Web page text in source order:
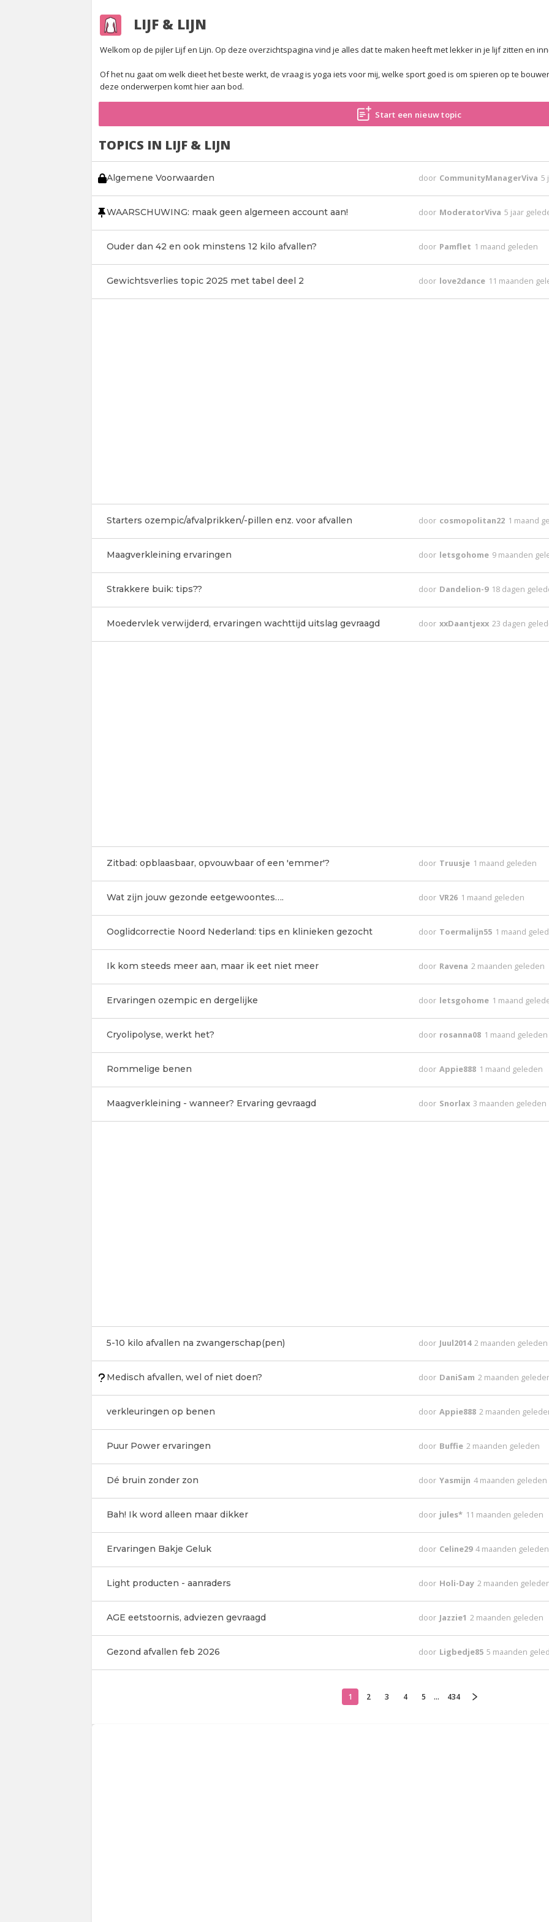
LIJF & LIJN
Welkom op de pijler Lijf en Lijn. Op deze overzichtspagina vind je alles dat te maken heeft met lekker in je lijf zitten en
Of het nu gaat om welk dieet het beste werkt, de vraag is yoga iets voor mij, welke sport goed is om spieren op te
deze onderwerpen komt hier aan bod.
Start een nieuw topic
TOPICS IN LIJF & LIJN
Algemene Voorwaarden door CommunityManagerViva 5
WAARSCHUWING: maak geen algemeen account aan! door ModeratorViva 5 jaar
Ouder dan 42 en ook minstens 12 kilo afvallen? door Pamflet 1 maand geleden
Gewichtsverlies topic 2025 met tabel deel 2 door love2dance 11 maanden
Starters ozempic/afvalprikken/-pillen enz. voor afvallen door cosmopolitan22 1 maand
Maagverkleining ervaringen door letsgohome 9 maanden
Strakkere buik: tips?? door Dandelion-9 18 dagen
Moedervlek verwijderd, ervaringen wachttijd uitslag gevraagd door xxDaantjexx 23 dagen
Zitbad: opblaasbaar, opvouwbaar of een 'emmer'? door Truusje 1 maand geleden
Wat zijn jouw gezonde eetgewoontes…. door VR26 1 maand geleden
Ooglidcorrectie Noord Nederland: tips en klinieken gezocht door Toermalijn55 1 maand
Ik kom steeds meer aan, maar ik eet niet meer door Ravena 2 maanden geleden
Ervaringen ozempic en dergelijke door letsgohome 1 maand
Cryolipolyse, werkt het? door rosanna08 1 maand geleden
Rommelige benen door Appie888 1 maand geleden
Maagverkleining - wanneer? Ervaring gevraagd door Snorlax 3 maanden geleden
5-10 kilo afvallen na zwangerschap(pen) door Juul2014 2 maanden geleden
Medisch afvallen, wel of niet doen? door DaniSam 2 maanden
verkleuringen op benen door Appie888 2 maanden
Puur Power ervaringen door Buffie 2 maanden geleden
Dé bruin zonder zon door Yasmijn 4 maanden geleden
Bah! Ik word alleen maar dikker door jules* 11 maanden geleden
Ervaringen Bakje Geluk door Celine29 4 maanden geleden
Light producten - aanraders door Holi-Day 2 maanden
AGE eetstoornis, adviezen gevraagd door Jazzie1 2 maanden geleden
Gezond afvallen feb 2026 door Ligbedje85 5 maanden
1 2 3 4 5 ... 434